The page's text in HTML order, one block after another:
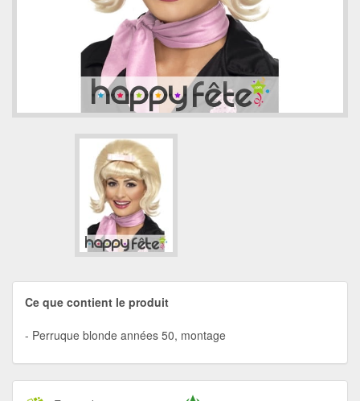
Ce que contient le produit
Perruque blonde années 50, montage